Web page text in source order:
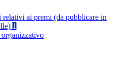
relativi ai premi (da pubblicare in
1
organizzativo